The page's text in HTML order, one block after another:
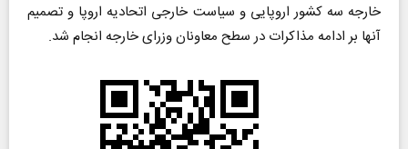
خارجه سه کشور اروپایی و سیاست خارجی اتحادیه اروپا و تصمیم
آنها بر ادامه مذاکرات در سطح معاونان وزرای خارجه انجام شد.